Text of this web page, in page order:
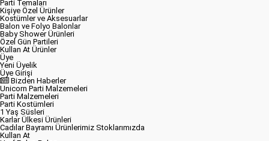
Parti Temaları
Kişiye Özel Ürünler
Kostümler ve Aksesuarlar
Balon ve Folyo Balonlar
Baby Shower Ürünleri
Özel Gün Partileri
Kullan At Ürünler
Üye
Yeni Üyelik
Üye Girişi
Bizden Haberler
Unicorn Parti Malzemeleri
Parti Malzemeleri
Parti Kostümleri
1 Yaş Süsleri
Karlar Ülkesi Ürünleri
Cadılar Bayramı Ürünlerimiz Stoklarımızda
Kullan At